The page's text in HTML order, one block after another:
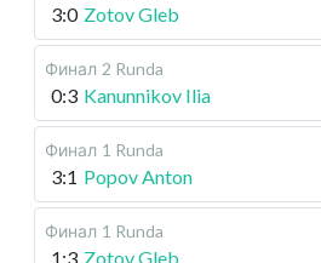
3:0 Zotov Gleb
Финал 2 Runda
0:3 Kanunnikov Ilia
Финал 1 Runda
3:1 Popov Anton
Финал 1 Runda
1:3 Zotov Gleb